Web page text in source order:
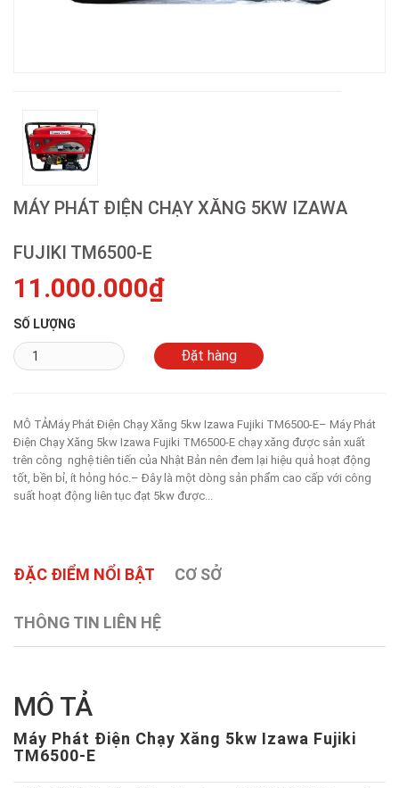
MÁY PHÁT ĐIỆN CHẠY XĂNG 5KW IZAWA
FUJIKI TM6500-E
11.000.000₫
SỐ LƯỢNG
MÔ TẢMáy Phát Điện Chạy Xăng 5kw Izawa Fujiki TM6500-E– Máy Phát
Điện Chạy Xăng 5kw Izawa Fujiki TM6500-E chạy xăng được sản xuất
trên công nghệ tiên tiến của Nhật Bản nên đem lại hiệu quả hoạt động
tốt, bền bỉ, ít hỏng hóc.– Đây là một dòng sản phẩm cao cấp với công
suất hoạt động liên tục đạt 5kw được...
ĐẶC ĐIỂM NỔI BẬT CƠ SỞ
THÔNG TIN LIÊN HỆ
MÔ TẢ
Máy Phát Điện Chạy Xăng 5kw Izawa Fujiki
TM6500-E